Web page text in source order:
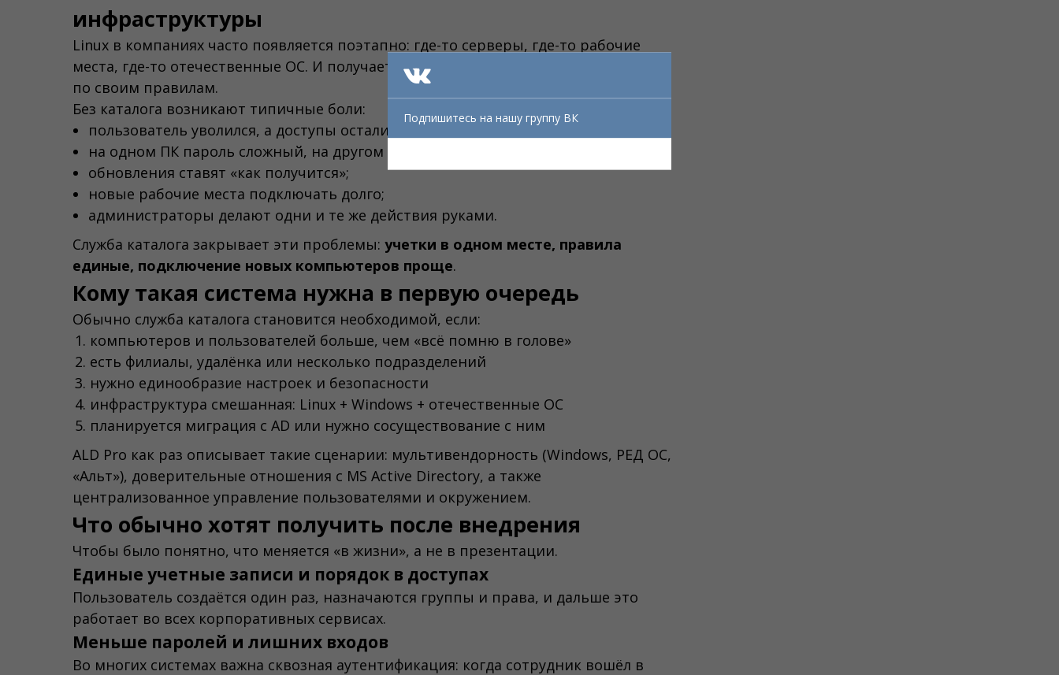
инфраструктуры
Linux в компаниях часто появляется поэтапно: где-то серверы, где-то рабочие
места, где-то отечественные ОС. И получается «зоопарк», где каждая часть живёт
по своим правилам.
Без каталога возникают типичные боли:
пользователь уволился, а доступы остались в нескольких местах;
на одном ПК пароль сложный, на другом простой;
обновления ставят «как получится»;
новые рабочие места подключать долго;
администраторы делают одни и те же действия руками.
Служба каталога закрывает эти проблемы: учетки в одном месте, правила
единые, подключение новых компьютеров проще.
Кому такая система нужна в первую очередь
Обычно служба каталога становится необходимой, если:
компьютеров и пользователей больше, чем «всё помню в голове»
есть филиалы, удалёнка или несколько подразделений
нужно единообразие настроек и безопасности
инфраструктура смешанная: Linux + Windows + отечественные ОС
планируется миграция с AD или нужно сосуществование с ним
ALD Pro как раз описывает такие сценарии: мультивендорность (Windows, РЕД ОС,
«Альт»), доверительные отношения с MS Active Directory, а также
централизованное управление пользователями и окружением.
Что обычно хотят получить после внедрения
Чтобы было понятно, что меняется «в жизни», а не в презентации.
Единые учетные записи и порядок в доступах
Пользователь создаётся один раз, назначаются группы и права, и дальше это
работает во всех корпоративных сервисах.
Меньше паролей и лишних входов
Во многих системах важна сквозная аутентификация: когда сотрудник вошёл в
Подпишитесь на нашу группу ВК